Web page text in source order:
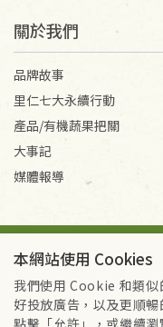
關於我們
品牌故事
里仁七大永續行動
產品/有機蔬果把關
大事記
媒體報導
Copyright © 2026 里仁
里仁網購股
All
本網站使用 Cookies
我們使用 Cookie 和類似
好投放廣告，以及更順暢
點擊「允許」，或繼續